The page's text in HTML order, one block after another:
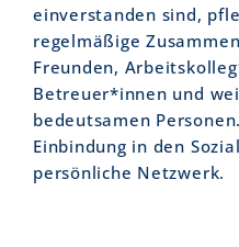
einverstanden sind,
regelmäßige
Freunden,
Betreuer*innen und
bedeutsamen
Einbindung in den
persönliche Netzwerk.